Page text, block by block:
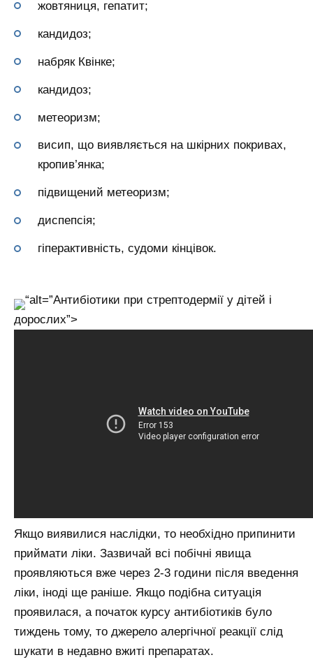
жовтяниця, гепатит;
кандидоз;
набряк Квінке;
кандидоз;
метеоризм;
висип, що виявляється на шкірних покривах,
кропив’янка;
підвищений метеоризм;
диспепсія;
гіперактивність, судоми кінцівок.
“alt=”Антибіотики при стрептодермії у дітей і
дорослих”>
Якщо виявилися наслідки, то необхідно припинити
приймати ліки. Зазвичай всі побічні явища
проявляються вже через 2-3 години після введення
ліки, іноді ще раніше. Якщо подібна ситуація
проявилася, а початок курсу антибіотиків було
тиждень тому, то джерело алергічної реакції слід
шукати в недавно вжиті препаратах.